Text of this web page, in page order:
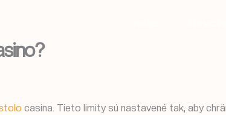
casina. Tieto limity sú nastavené tak, aby